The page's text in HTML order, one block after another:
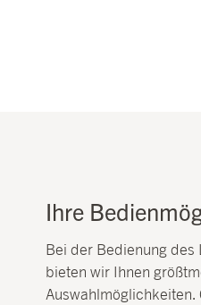
Ihre
Bei der Bedienung des
bieten wir Ihnen
Auswahlmöglichkeiten.